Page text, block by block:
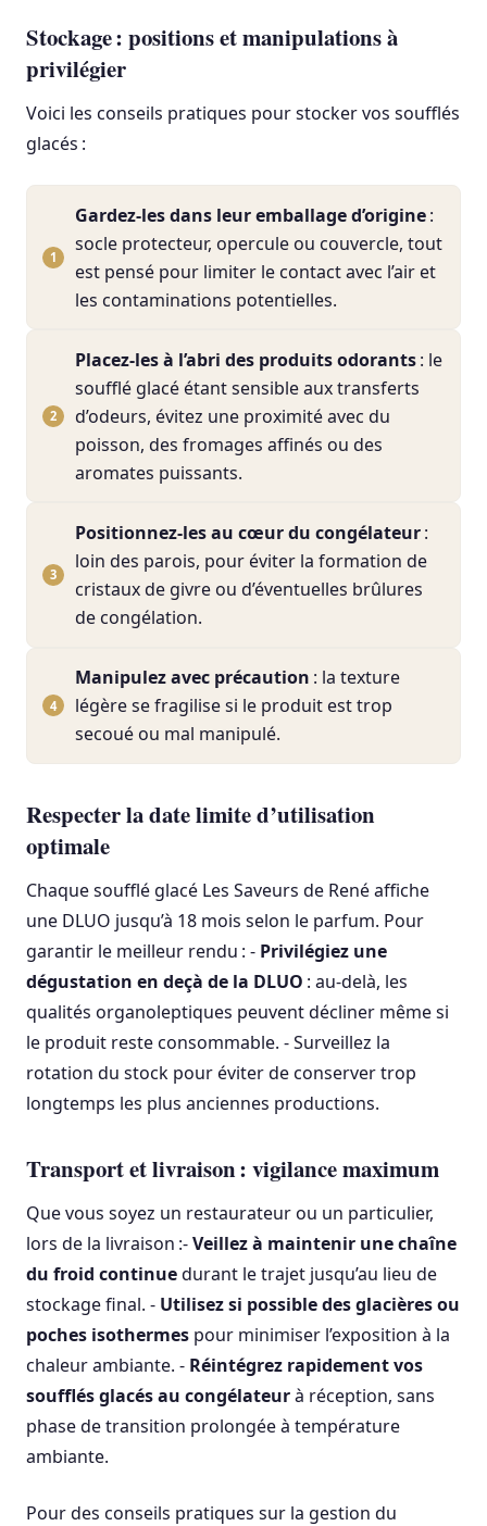
Stockage : positions et manipulations à
privilégier
Voici les conseils pratiques pour stocker vos soufflés
glacés :
Gardez-les dans leur emballage d’origine:
socle protecteur, opercule ou couvercle, tout
est pensé pour limiter le contact avec l’air et
les contaminations potentielles.
Placez-les à l’abri des produits odorants: le
soufflé glacé étant sensible aux transferts
d’odeurs, évitez une proximité avec du
poisson, des fromages affinés ou des
aromates puissants.
Positionnez-les au cœur du congélateur:
loin des parois, pour éviter la formation de
cristaux de givre ou d’éventuelles brûlures
de congélation.
Manipulez avec précaution : la texture
légère se fragilise si le produit est trop
secoué ou mal manipulé.
Respecter la date limite d’utilisation
optimale
Chaque soufflé glacé Les Saveurs de René affiche
une DLUO jusqu’à 18 mois selon le parfum. Pour
garantir le meilleur rendu : - Privilégiez une
dégustation en deçà de la DLUO : au-delà, les
qualités organoleptiques peuvent décliner même si
le produit reste consommable. - Surveillez la
rotation du stock pour éviter de conserver trop
longtemps les plus anciennes productions.
Transport et livraison : vigilance maximum
Que vous soyez un restaurateur ou un particulier,
lors de la livraison :-Veillez à maintenir une chaîne
du froid continuedurant le trajet jusqu’au lieu de
stockage final. - Utilisez si possible des glacières ou
poches isothermes pour minimiser l’exposition à la
chaleur ambiante. - Réintégrez rapidement vos
soufflés glacés au congélateurà réception, sans
phase de transition prolongée à température
ambiante.
Pour des conseils pratiques sur la gestion du